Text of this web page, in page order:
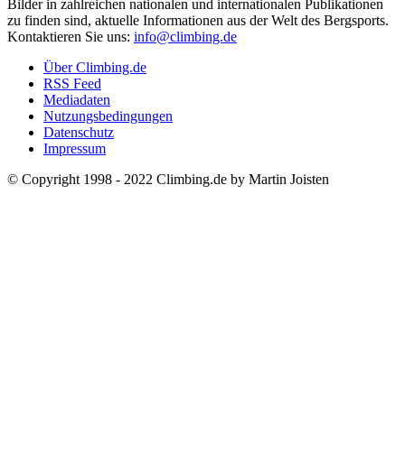
Bilder in zahlreichen nationalen und internationalen Publikationen
zu finden sind, aktuelle Informationen aus der Welt des Bergsports.
Kontaktieren Sie uns: info@climbing.de
Über Climbing.de
RSS Feed
Mediadaten
Nutzungsbedingungen
Datenschutz
Impressum
© Copyright 1998 - 2022 Climbing.de by Martin Joisten